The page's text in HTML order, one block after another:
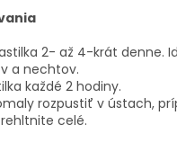
2- až 4-krát denne.
a nechtov.
každé 2 hodiny.
rozpustiť v ústach,
celé.